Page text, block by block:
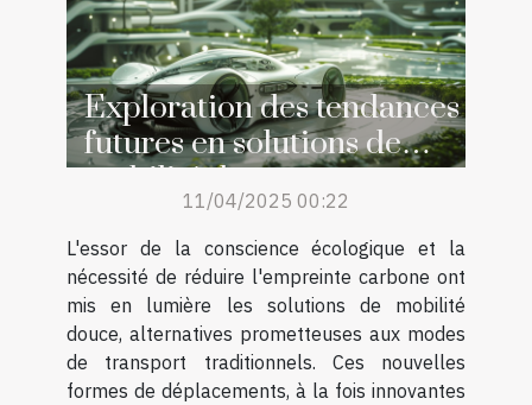
Exploration des tendances
futures en solutions de
mobilité douce
11/04/2025 00:22
L'essor de la conscience écologique et la
nécessité de réduire l'empreinte carbone ont
mis en lumière les solutions de mobilité
douce, alternatives prometteuses aux modes
de transport traditionnels. Ces nouvelles
formes de déplacements, à la fois innovantes